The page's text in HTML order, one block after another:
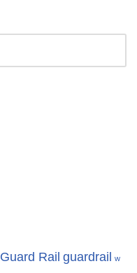
Guard Rail guardrail w